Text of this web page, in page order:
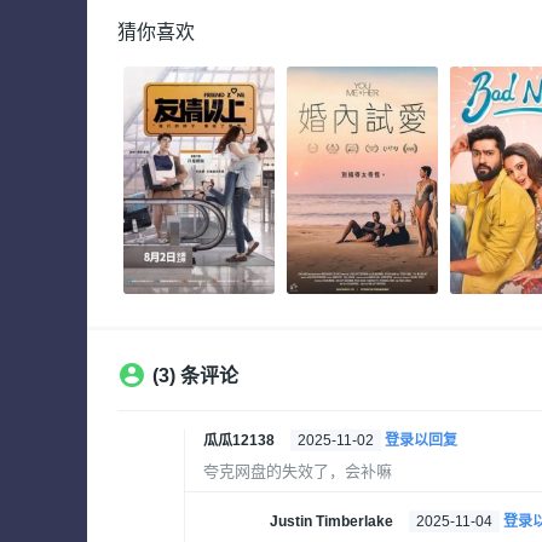
猜你喜欢
(3) 条评论
瓜瓜12138 2025-11-02 登录以回复
夸克网盘的失效了，会补嘛
Justin Timberlake 2025-11-04 登录